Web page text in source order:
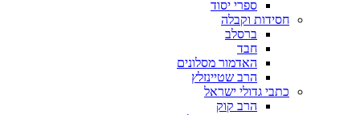
ספרי יסוד
חסידות וקבלה
ברסלב
חבד
האדמור מסלונים
הרב שטיינזלץ
כתבי גדולי ישראל
הרב קוק